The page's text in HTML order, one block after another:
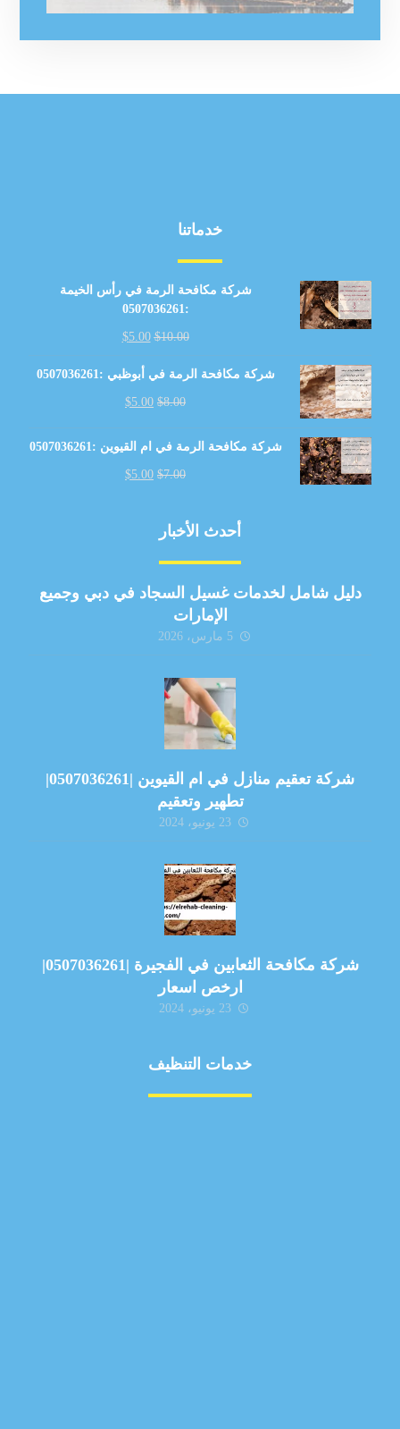
خدماتنا
شركة مكافحة الرمة في رأس الخيمة
:0507036261
$10.00
$5.00
شركة مكافحة الرمة في أبوظبي :0507036261
$8.00
$5.00
شركة مكافحة الرمة في ام القيوين :0507036261
$7.00
$5.00
أحدث الأخبار
دليل شامل لخدمات غسيل السجاد في دبي وجميع
الإمارات
5 مارس، 2026
شركة تعقيم منازل في ام القيوين |0507036261|
تطهير وتعقيم
23 يونيو، 2024
شركة مكافحة الثعابين في الفجيرة |0507036261|
ارخص اسعار
23 يونيو، 2024
خدمات التنظيف